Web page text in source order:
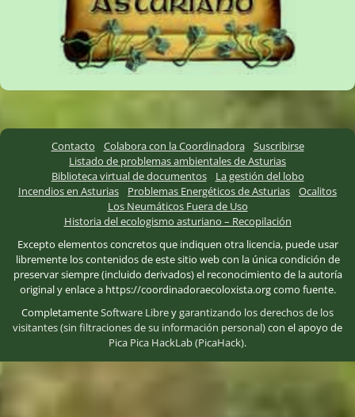
Contacto Colabora con la Coordinadora
Suscribirse
Listado de problemas ambientales de Asturias
Biblioteca virtual de documentos
La gestión del lobo
Incendios en Asturias
Problemas Energéticos de Asturias
Ocalitos
Los Neumáticos Fuera de Uso
Historia del ecologismo asturiano – Recopilación
Excepto elementos concretos que indiquen otra licencia, puede usar
libremente los contenidos de este sitio web con la única condición de
preservar siempre (incluido derivados) el reconocimiento de la autoría
original y enlace a https://coordinadoraecoloxista.org como fuente.
CompletamenteSoftware Libreygarantizando los derechos de los
visitantes (sin filtraciones de su información personal)con el apoyo de
Pica Pica HackLab (PicaHack).